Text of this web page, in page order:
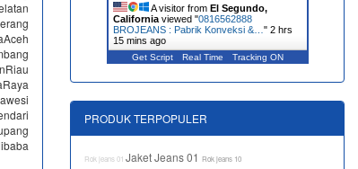
A visitor from El Segundo,
Californiaviewed "0816562888
BROJEANS : Pabrik Konveksi &… " 2 hrs
15 mins ago
Get Script Real Time Tracking ON
PRODUK TERPOPULER
Rok jeans 01 Jaket Jeans 01 Rok jeans 10